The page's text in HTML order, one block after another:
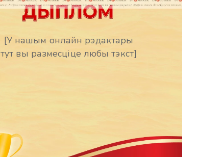
[У нашым онлайн рэдактары
тут вы размесціце любы тэкст]